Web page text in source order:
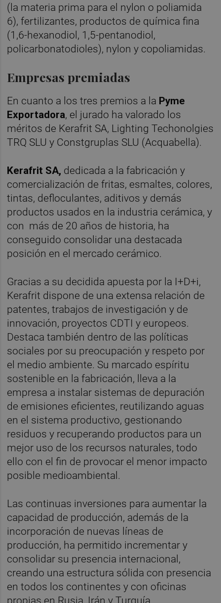
(la materia prima para el nylon o poliamida
6), fertilizantes, productos de química fina
(1,6-hexanodiol, 1,5-pentanodiol,
policarbonatodioles), nylon y copoliamidas.
Empresas premiadas
En cuanto a los tres premios a la Pyme
Exportadora, el jurado ha valorado los
méritos de Kerafrit SA, Lighting Techonolgies
TRQ SLU y Constgruplas SLU (Acquabella).
Kerafrit SA, dedicada a la fabricación y
comercialización de fritas, esmaltes, colores,
tintas, defloculantes, aditivos y demás
productos usados en la industria cerámica, y
con más de 20 años de historia, ha
conseguido consolidar una destacada
posición en el mercado cerámico.
Gracias a su decidida apuesta por la I+D+i,
Kerafrit dispone de una extensa relación de
patentes, trabajos de investigación y de
innovación, proyectos CDTI y europeos.
Destaca también dentro de las políticas
sociales por su preocupación y respeto por
el medio ambiente. Su marcado espíritu
sostenible en la fabricación, lleva a la
empresa a instalar sistemas de depuración
de emisiones eficientes, reutilizando aguas
en el sistema productivo, gestionando
residuos y recuperando productos para un
mejor uso de los recursos naturales, todo
ello con el fin de provocar el menor impacto
posible medioambiental.
Las continuas inversiones para aumentar la
capacidad de producción, además de la
incorporación de nuevas líneas de
producción, ha permitido incrementar y
consolidar su presencia internacional,
creando una estructura sólida con presencia
en todos los continentes y con oficinas
propias en Rusia, Irán y Turquía.